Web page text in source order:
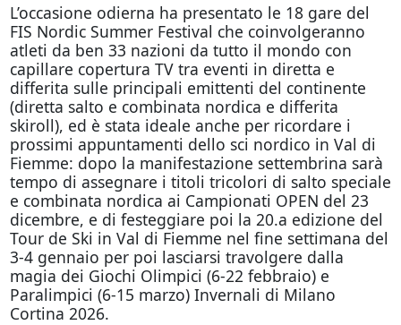
L’occasione odierna ha presentato le 18 gare del
FIS Nordic Summer Festival che coinvolgeranno
atleti da ben 33 nazioni da tutto il mondo con
capillare copertura TV tra eventi in diretta e
differita sulle principali emittenti del continente
(diretta salto e combinata nordica e differita
skiroll), ed è stata ideale anche per ricordare i
prossimi appuntamenti dello sci nordico in Val di
Fiemme: dopo la manifestazione settembrina sarà
tempo di assegnare i titoli tricolori di salto speciale
e combinata nordica ai Campionati OPEN del 23
dicembre, e di festeggiare poi la 20.a edizione del
Tour de Ski in Val di Fiemme nel fine settimana del
3-4 gennaio per poi lasciarsi travolgere dalla
magia dei Giochi Olimpici (6-22 febbraio) e
Paralimpici (6-15 marzo) Invernali di Milano
Cortina 2026.